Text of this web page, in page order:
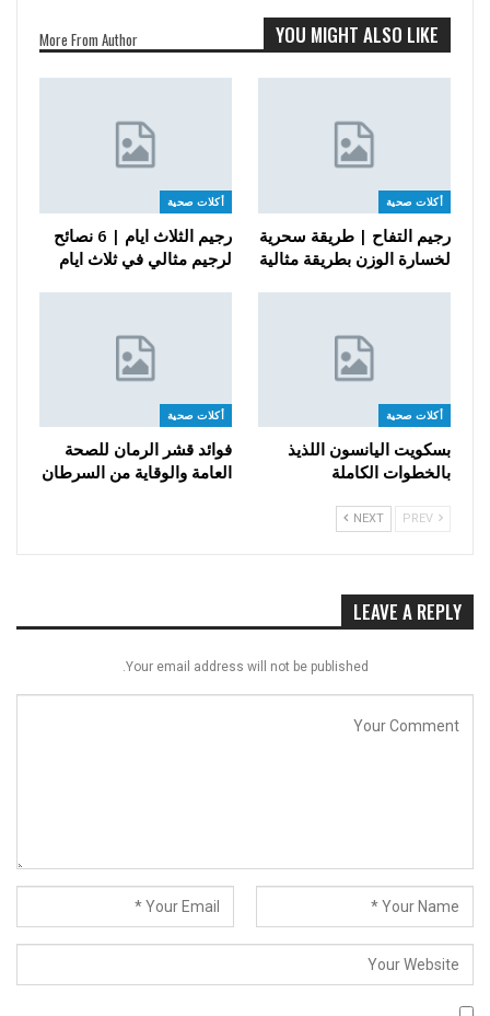
YOU MIGHT ALSO LIKE
More From Author
أكلات صحية
رجيم التفاح | طريقة سحرية
لخسارة الوزن بطريقة مثالية
أكلات صحية
رجيم الثلاث ايام | 6 نصائح
لرجيم مثالي في ثلاث ايام
أكلات صحية
بسكويت اليانسون اللذيذ
بالخطوات الكاملة
أكلات صحية
فوائد قشر الرمان للصحة
العامة والوقاية من السرطان
NEXT
LEAVE A REPLY
Your email address will not be published.